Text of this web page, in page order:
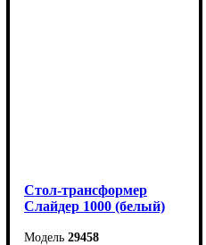
Стол-трансформер
Слайдер 1000 (белый)
29458